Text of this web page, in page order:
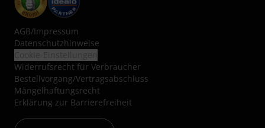
AGB/Impressum
Datenschutzhinweise
Widerrufsrecht für Verbraucher
Bestellvorgang/Vertragsabschluss
Mängelhaftungsrecht
Erklärung zur Barrierefreiheit